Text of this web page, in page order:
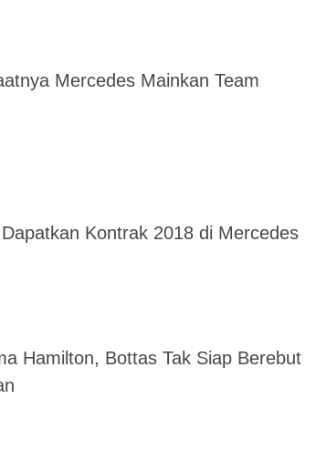
Mercedes Mainkan Team
Kontrak 2018 di Mercedes
Hamilton, Bottas Tak Siap Berebut